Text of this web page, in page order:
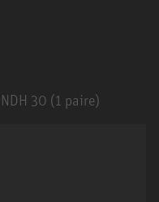
30 (1 paire)